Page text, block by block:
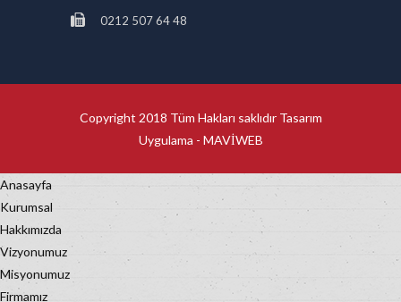
0212 507 64 48
Copyright 2018 Tüm Hakları saklıdır Tasarım
Uygulama - MAVİWEB
Anasayfa
Kurumsal
Hakkımızda
Vizyonumuz
Misyonumuz
Firmamız